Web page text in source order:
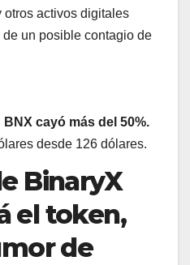
otros activos digitales
de un posible contagio de
BNX cayó más del 50%.
desde 126 dólares.
BinaryX
el token,
de